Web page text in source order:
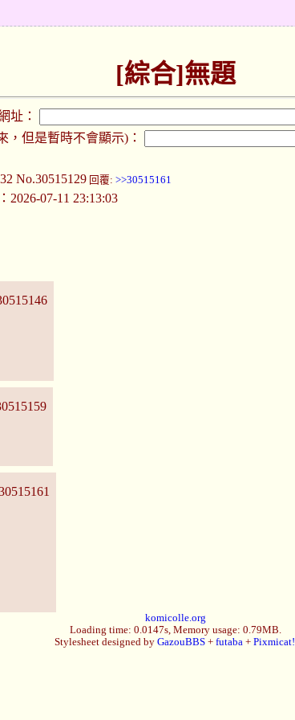
[綜合]無題
址：
，但是暫時不會顯示)：
No.30515129 回覆: >>30515161
2026-07-11 23:13:03
komicolle.org
Loading time: 0.0147s, Memory usage: 0.79MB.
Stylesheet designed by GazouBBS+ futaba+ Pixmicat!